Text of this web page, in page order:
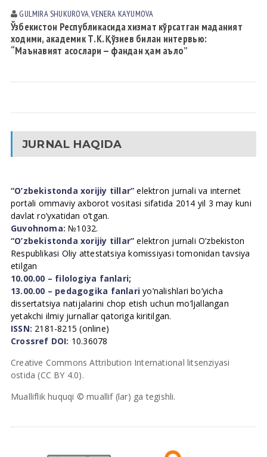
GULMIRA SHUKUROVА,VENERA KАYUMOVА
Ўзбекистон Республикасида хизмат кўрсатган маданият
ходими, академик Т.К. Қўзиев билан интервью:
“Маънавият асослари — фандан ҳам аъло”
JURNAL HAQIDA
“O’zbekistonda xorijiy tillar” elektron jurnali va internet
portali ommaviy axborot vositasi sifatida 2014 yil 3 may kuni
davlat ro’yxatidan o’tgan.
Guvohnoma: №1032.
“O’zbekistonda xorijiy tillar” elektron jurnali O’zbekiston
Respublikasi Oliy attestatsiya komissiyasi tomonidan tavsiya
etilgan
10.00.00 – filologiya fanlari;
13.00.00 – pedagogika fanlari yo’nalishlari bo’yicha
dissertatsiya natijalarini chop etish uchun mo’ljallangan
yetakchi ilmiy jurnallar qatoriga kiritilgan.
ISSN: 2181-8215 (online)
Crossref DOI: 10.36078
Creative Commons Attribution International litsenziyasi
ostida (CC BY 4.0).
Mualliflik huquqi © muallif (lar) ga tegishli.